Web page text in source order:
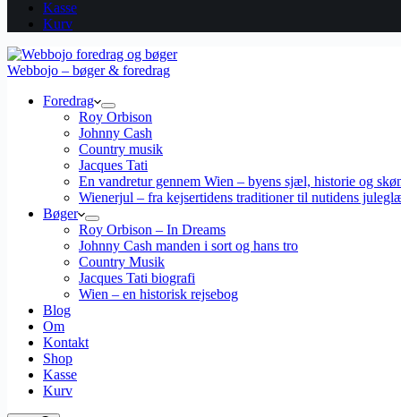
Kasse
Kurv
Webbojo – bøger & foredrag
Foredrag
Roy Orbison
Johnny Cash
Country musik
Jacques Tati
En vandretur gennem Wien – byens sjæl, historie og
Wienerjul – fra kejsertidens traditioner til nutidens
Bøger
Roy Orbison – In Dreams
Johnny Cash manden i sort og hans tro
Country Musik
Jacques Tati biografi
Wien – en historisk rejsebog
Blog
Om
Kontakt
Shop
Kasse
Kurv